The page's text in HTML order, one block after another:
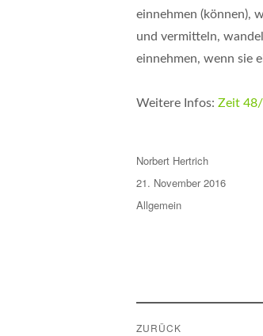
einnehmen (können),
und vermitteln,
einnehmen, wenn sie
Weitere Infos: Zeit
Autor
Norbert Hertrich
Veröffentlicht
am
21. November 2016
Kategorien
Allgemein
ZURÜCK